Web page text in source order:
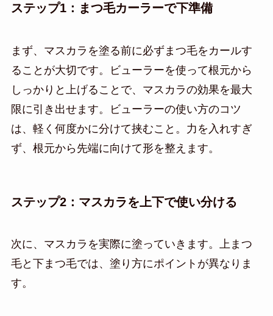
ステップ1：まつ毛カーラーで下準備
まず、マスカラを塗る前に必ずまつ毛をカールす
ることが大切です。ビューラーを使って根元から
しっかりと上げることで、マスカラの効果を最大
限に引き出せます。ビューラーの使い方のコツ
は、軽く何度かに分けて挟むこと。力を入れすぎ
ず、根元から先端に向けて形を整えます。
ステップ2：マスカラを上下で使い分ける
次に、マスカラを実際に塗っていきます。上まつ
毛と下まつ毛では、塗り方にポイントが異なりま
す。